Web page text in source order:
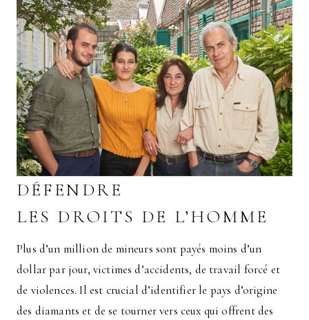
DÉFENDRE
LES DROITS DE L’HOMME
Plus d’un million de mineurs sont payés moins d’un
dollar par jour, victimes d’accidents, de travail forcé et
de violences. Il est crucial d’identifier le pays d’origine
des diamants et de se tourner vers ceux qui offrent des